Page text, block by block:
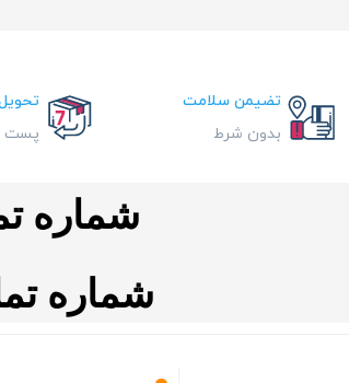
تضیمن سلامت
بدون شرط
پست
شماره تماس
شماره تماس